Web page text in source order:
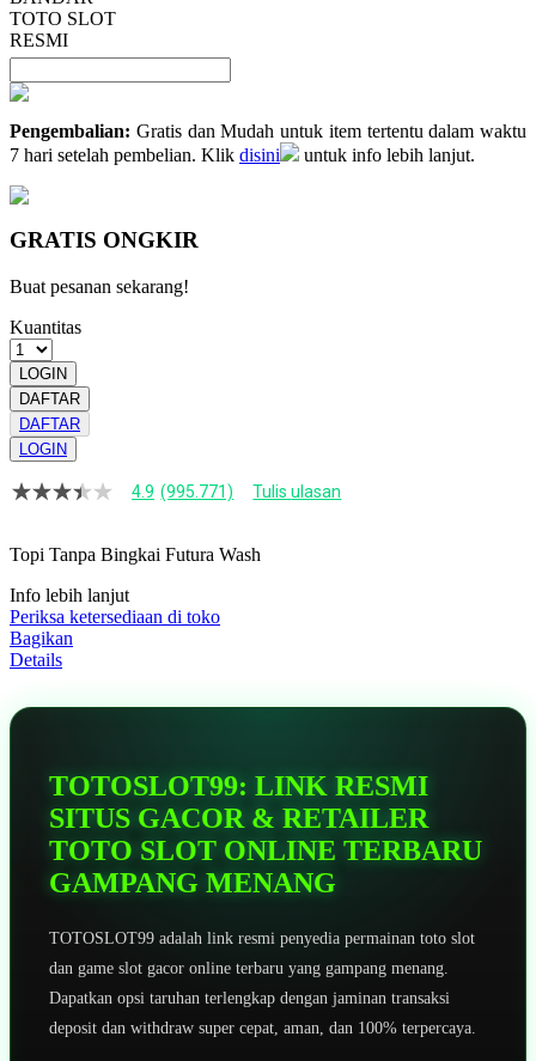
TOTO SLOT
RESMI
Pengembalian: Gratis dan Mudah untuk item tertentu dalam waktu
7 hari setelah pembelian. Klik disini untuk info lebih lanjut.
GRATIS ONGKIR
Buat pesanan sekarang!
Kuantitas
LOGIN
DAFTAR
DAFTAR
LOGIN
4.9
bintang,
rating
rata-
rata.
Read
13
Tautan
4.9 (995.771) Tulis ulasan
Topi Tanpa Bingkai Futura Wash
Info lebih lanjut
Periksa ketersediaan di toko
Bagikan
Details
TOTOSLOT99: LINK RESMI
SITUS GACOR & RETAILER
TOTO SLOT ONLINE TERBARU
GAMPANG MENANG
TOTOSLOT99 adalah link resmi penyedia permainan toto slot
dan game slot gacor online terbaru yang gampang menang.
Dapatkan opsi taruhan terlengkap dengan jaminan transaksi
deposit dan withdraw super cepat, aman, dan 100% terpercaya.